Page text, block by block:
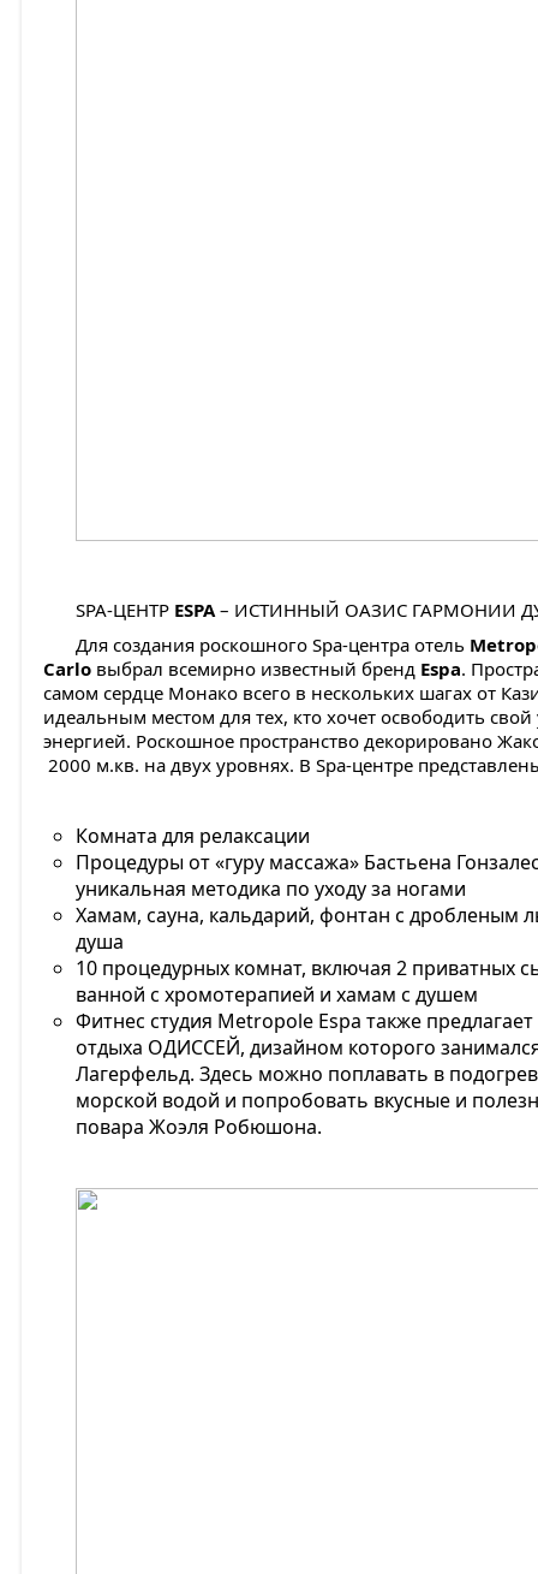
SPA-ЦЕНТР ESPA– ИСТИННЫЙ ОАЗИС ГАРМОНИИ
Для создания роскошного Spa-центра отель
Carlo выбрал всемирно известный бренд Espa.
самом сердце Монако всего в нескольких шагах от
идеальным местом для тех, кто хочет освободить свой
энергией. Роскошное пространство декорировано
2000 м.кв. на двух уровнях. В Spa-центре
Комната для релаксации
Процедуры от «гуру массажа» Бастьена
уникальная методика по уходу за ногами
Хамам, сауна, кальдарий, фонтан с дробленым
душа
10 процедурных комнат, включая 2 приватных
ванной с хромотерапией и хамам с душем
Фитнес студия Metropole Espa также
отдыха ОДИССЕЙ, дизайном которого
Лагерфельд. Здесь можно поплавать в
морской водой и попробовать вкусные и
повара Жоэля Робюшона.